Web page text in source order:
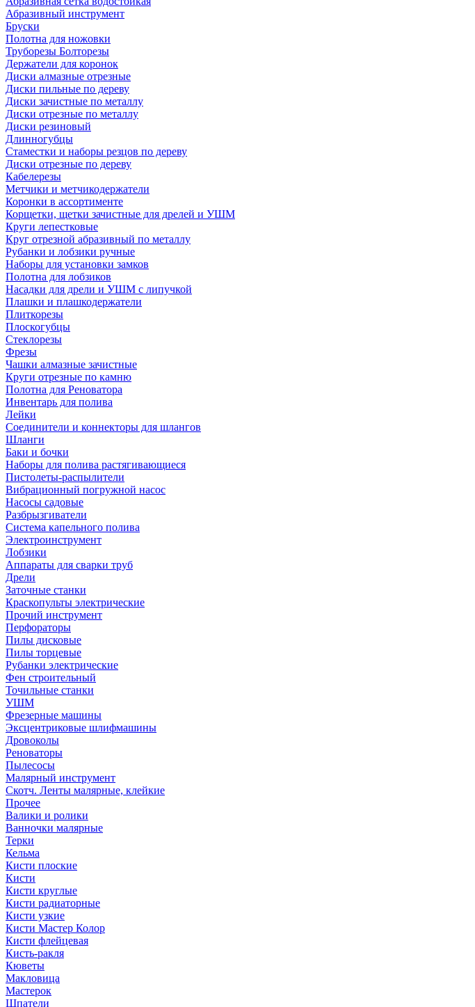
Абразивный инструмент
Бруски
Полотна для ножовки
Труборезы Болторезы
Держатели для коронок
Диски алмазные отрезные
Диски пильные по дереву
Диски зачистные по металлу
Диски отрезные по металлу
Диски резиновый
Длинногубцы
Стаместки и наборы резцов по дереву
Диски отрезные по дереву
Кабелерезы
Метчики и метчикодержатели
Коронки в ассортименте
Корщетки, щетки зачистные для дрелей и УШМ
Круги лепестковые
Круг отрезной абразивный по металлу
Рубанки и лобзики ручные
Наборы для установки замков
Полотна для лобзиков
Насадки для дрели и УШМ с липучкой
Плашки и плашкодержатели
Плиткорезы
Плоскогубцы
Стеклорезы
Фрезы
Чашки алмазные зачистные
Круги отрезные по камню
Полотна для Реноватора
Инвентарь для полива
Лейки
Соединители и коннекторы для шлангов
Шланги
Баки и бочки
Наборы для полива растягивающиеся
Пистолеты-распылители
Вибрационный погружной насос
Насосы садовые
Разбрызгиватели
Система капельного полива
Электроинструмент
Лобзики
Аппараты для сварки труб
Дрели
Заточные станки
Краскопульты электрические
Прочий инструмент
Перфораторы
Пилы дисковые
Пилы торцевые
Рубанки электрические
Фен строительный
Точильные станки
УШМ
Фрезерные машины
Эксцентриковые шлифмашины
Дровоколы
Реноваторы
Пылесосы
Малярный инструмент
Скотч. Ленты малярные, клейкие
Прочее
Валики и ролики
Ванночки малярные
Терки
Кельма
Кисти плоские
Кисти
Кисти круглые
Кисти радиаторные
Кисти узкие
Кисти Мастер Колор
Кисти флейцевая
Кисть-ракля
Кюветы
Макловица
Мастерок
Шпатели